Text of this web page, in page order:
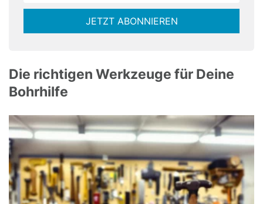
JETZT ABONNIEREN
Die richtigen Werkzeuge für Deine
Bohrhilfe